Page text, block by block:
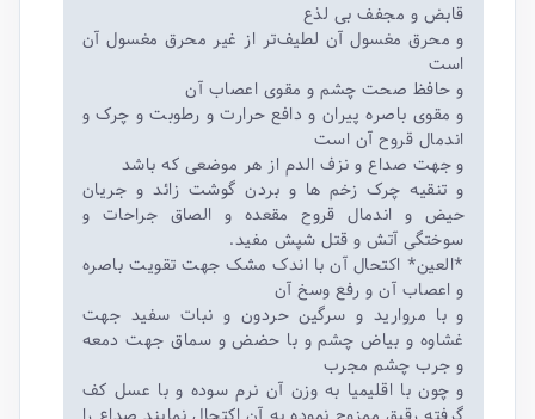
قابض و مجفف بی لذع
و محرق مغسول آن لطیف‌تر از غیر محرق مغسول آن
است
و حافظ صحت چشم و مقوی اعصاب آن
و مقوی باصره پیران و دافع حرارت و رطوبت و چرک و
اندمال قروح آن است
و جهت صداع و نزف الدم از هر موضعی که باشد
و تنقیه چرک زخم ها و بردن گوشت زائد و جریان
حیض و اندمال قروح مقعده و الصاق جراحات و
سوختگی آتش و قتل شپش مفید.
*العین* اکتحال آن با اندک مشک جهت تقویت باصره
و اعصاب آن و رفع وسخ آن
و با مروارید و سرگین حردون و نبات سفید جهت
غشاوه و بیاض چشم و با حضض و سماق جهت دمعه
و جرب چشم مجرب
و چون با اقلیمیا به وزن آن نرم سوده و با عسل کف